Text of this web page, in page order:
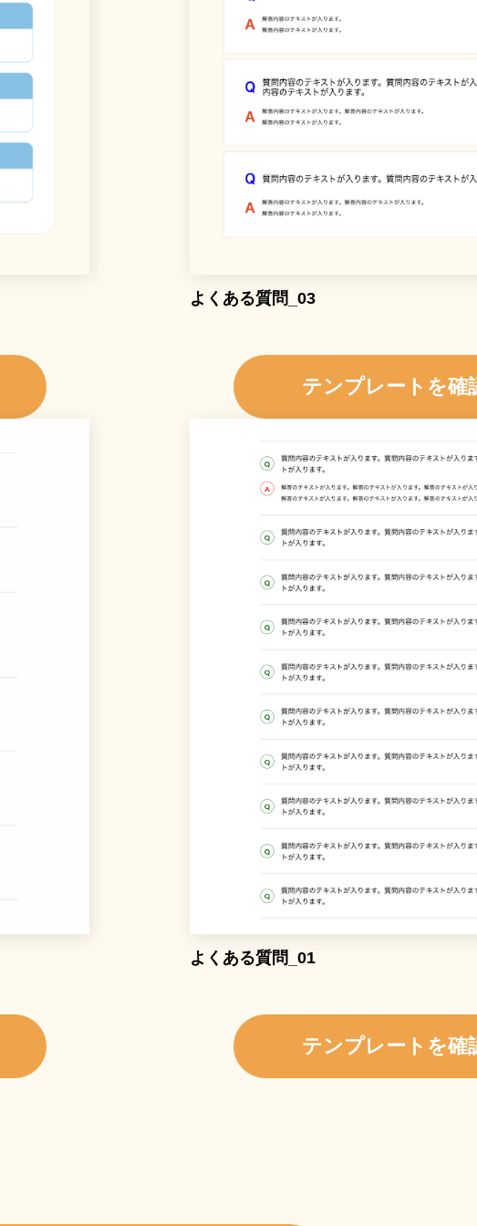
よくある質問_03
テンプレートを確
よくある質問_01
テンプレートを確